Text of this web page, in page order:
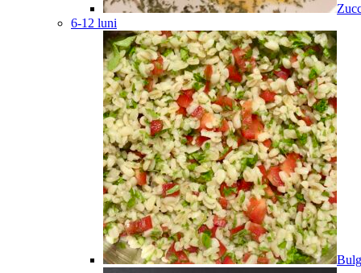
6-12 luni